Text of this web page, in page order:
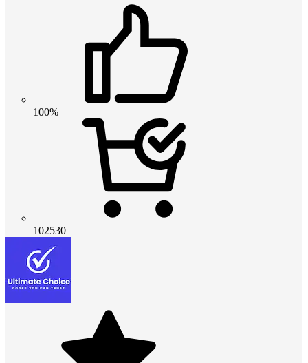
100%
102530